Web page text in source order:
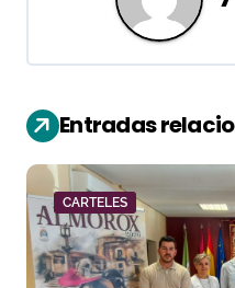
c
i
ó
n
d
Entradas
CARTELES